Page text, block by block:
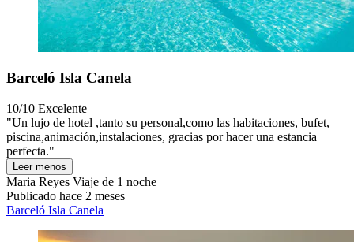
Barceló Isla Canela
10/10 Excelente
"Un lujo de hotel ,tanto su personal,como las habitaciones, bufet,
piscina,animación,instalaciones, gracias por hacer una estancia
perfecta."
Leer menos
Maria Reyes Viaje de 1 noche
Publicado hace 2 meses
Barceló Isla Canela